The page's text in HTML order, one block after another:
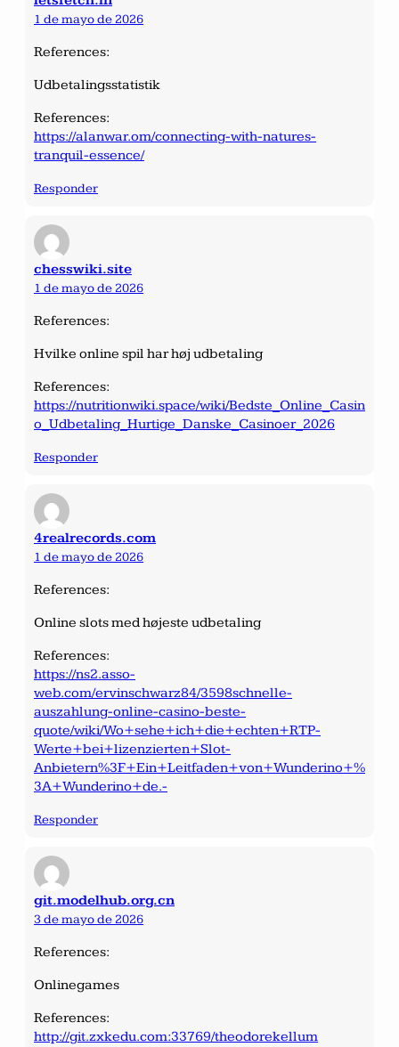
1 de mayo de 2026
References:
Udbetalingsstatistik
References:
https://alanwar.om/connecting-with-natures-
tranquil-essence/
Responder
chesswiki.site
1 de mayo de 2026
References:
Hvilke online spil har høj udbetaling
References:
https://nutritionwiki.space/wiki/Bedste_Online_Casin
o_Udbetaling_Hurtige_Danske_Casinoer_2026
Responder
4realrecords.com
1 de mayo de 2026
References:
Online slots med højeste udbetaling
References:
https://ns2.asso-
web.com/ervinschwarz84/3598schnelle-
auszahlung-online-casino-beste-
quote/wiki/Wo+sehe+ich+die+echten+RTP-
Werte+bei+lizenzierten+Slot-
Anbietern%3F+Ein+Leitfaden+von+Wunderino+%
3A+Wunderino+de.-
Responder
git.modelhub.org.cn
3 de mayo de 2026
References:
Onlinegames
References:
http://git.zxkedu.com:33769/theodorekellum